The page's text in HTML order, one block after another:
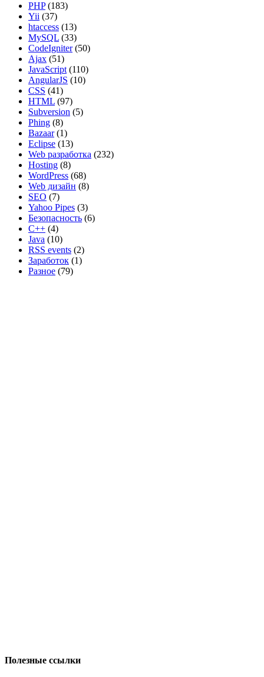
PHP(183)
Yii (37)
htaccess (13)
MySQL (33)
CodeIgniter(50)
Ajax (51)
JavaScript (110)
AngularJS (10)
CSS (41)
HTML (97)
Subversion (5)
Phing (8)
Bazaar(1)
Eclipse (13)
Web разработка (232)
Hosting (8)
WordPress (68)
Web дизайн (8)
SEO (7)
Yahoo Pipes (3)
Безопасность (6)
C++ (4)
Java (10)
RSS events (2)
Заработок (1)
Разное (79)
Полезные ссылки